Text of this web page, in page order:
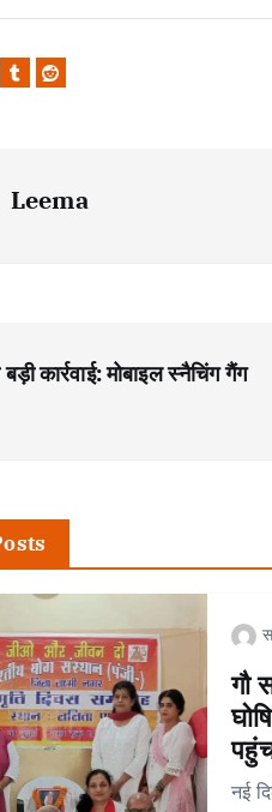
Leema
कार्रवाई: मोबाइल स्नैचिंग गैंग
गौ
नई